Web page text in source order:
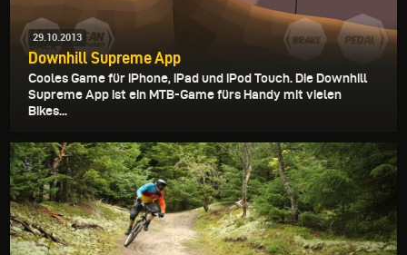
29.10.2013
Downhill Supreme App
Cooles Game für iPhone, iPad und iPod Touch. Die Downhill
Supreme App ist ein MTB-Game fürs Handy mit vielen
Bikes...